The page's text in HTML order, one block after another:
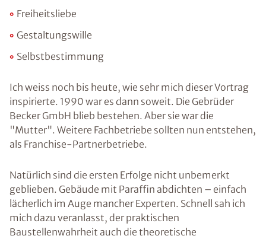
Freiheitsliebe
Gestaltungswille
Selbstbestimmung
Ich weiss noch bis heute, wie sehr mich dieser Vortrag
inspirierte. 1990 war es dann soweit. Die Gebrüder
Becker GmbH blieb bestehen. Aber sie war die
"Mutter". Weitere Fachbetriebe sollten nun entstehen,
als Franchise-Partnerbetriebe.
Natürlich sind die ersten Erfolge nicht unbemerkt
geblieben. Gebäude mit Paraffin abdichten – einfach
lächerlich im Auge mancher Experten. Schnell sah ich
mich dazu veranlasst, der praktischen
Baustellenwahrheit auch die theoretische